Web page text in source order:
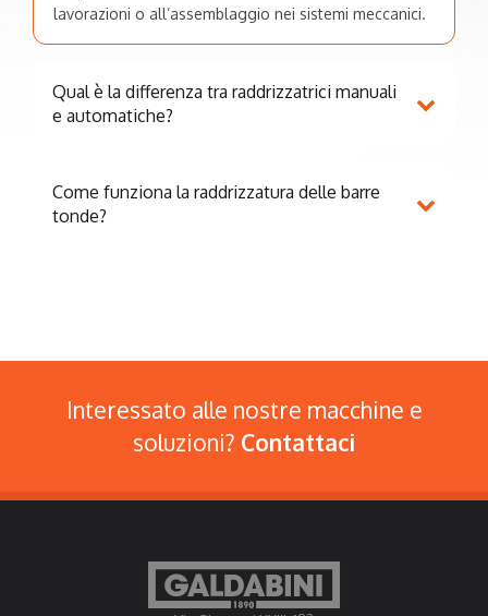
lavorazioni o all’assemblaggio nei sistemi meccanici.
Qual è la differenza tra raddrizzatrici manuali
e automatiche?
Come funziona la raddrizzatura delle barre
tonde?
Interessato alle nostre macchine e
soluzioni? Contattaci